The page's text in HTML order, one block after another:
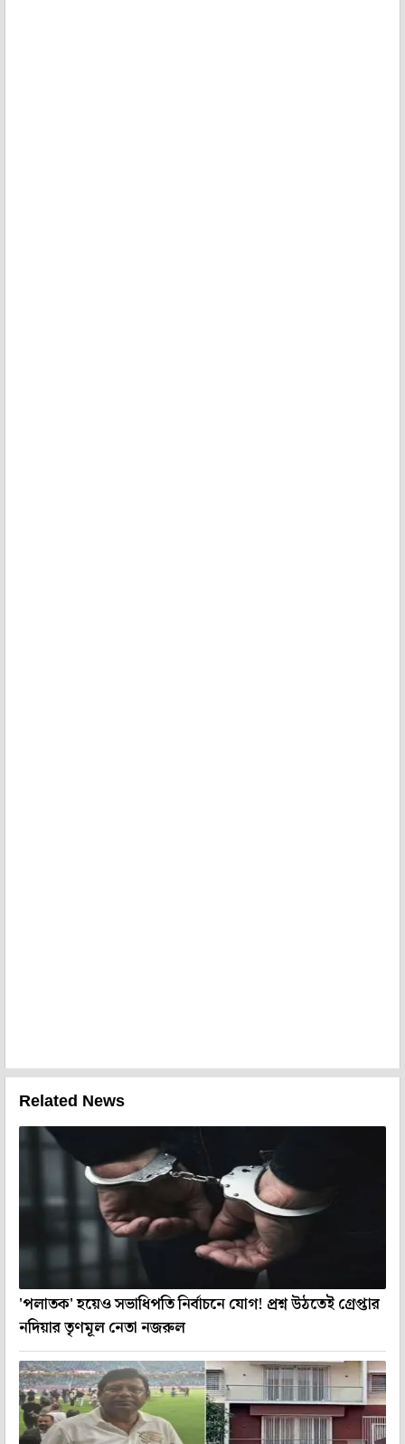
Related News
'পলাতক' হয়েও সভাধিপতি নির্বাচনে যোগ! প্রশ্ন উঠতেই গ্রেপ্তার
নদিয়ার তৃণমূল নেতা নজরুল